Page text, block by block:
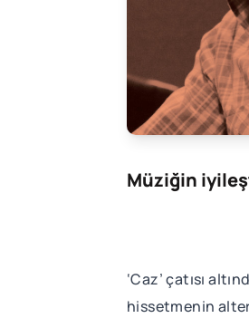
Müziğin
‘Caz’ çatısı
hissetmenin